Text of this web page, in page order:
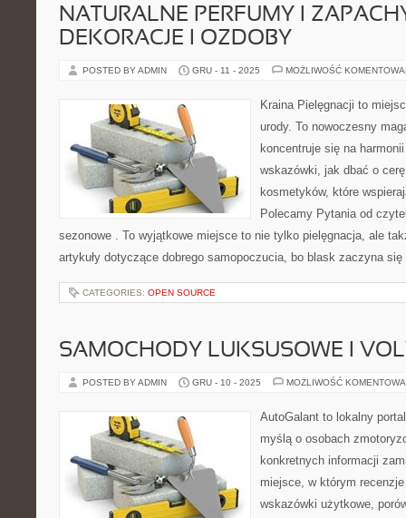
NATURALNE PERFUMY I
DEKORACJE I OZDOBY
POSTED BY ADMIN GRU - 11 - 2025 MOŻLIWOŚĆ
Kraina Pielęgnacji to
urody. To nowoczesny
koncentruje się na
wskazówki, jak dbać o
kosmetyków, które
Polecamy Pytania od
sezonowe . To wyjątkowe miejsce to nie tylko pielęgnacja, ale
artykuły dotyczące dobrego samopoczucia, bo blask zaczyna
CATEGORIES: OPEN SOURCE
SAMOCHODY LUKSUSOWE I
POSTED BY ADMIN GRU - 10 - 2025 MOŻLIWOŚĆ
AutoGalant to lokalny
myślą o osobach
konkretnych informacji
miejsce, w którym
wskazówki użytkowe,